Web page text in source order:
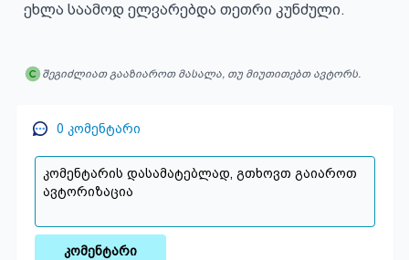
ეხლა საამოდ ელვარებდა თეთრი კუნძული.
შეგიძლიათ გააზიაროთ მასალა, თუ მიუთითებთ ავტორს.
0 კომენტარი
კომენტარი